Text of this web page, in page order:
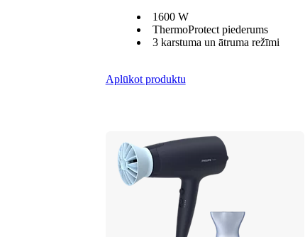
1600 W
ThermoProtect piederums
3 karstuma un ātruma režīmi
Aplūkot produktu